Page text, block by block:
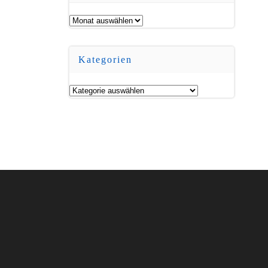
Archiv
Kategorien
Kategorien